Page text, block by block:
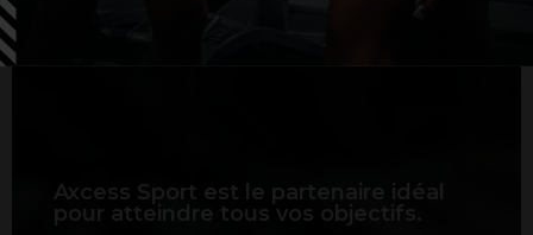
Axcess Sport est le partenaire idéal
pour atteindre tous vos objectifs.